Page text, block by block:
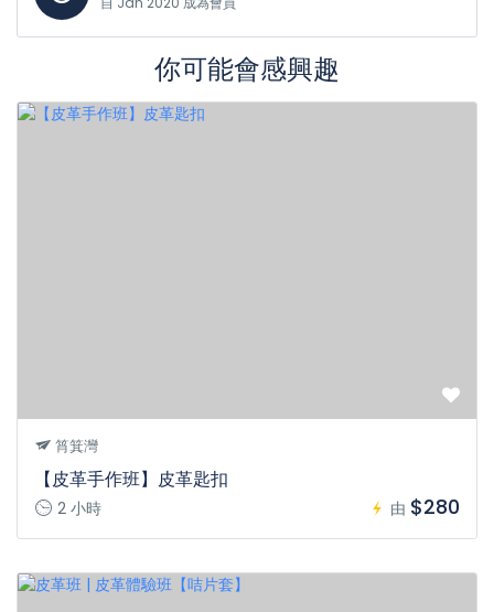
你可能會感興趣
筲箕灣
【皮革手作班】皮革匙扣
2 小時 由 $280